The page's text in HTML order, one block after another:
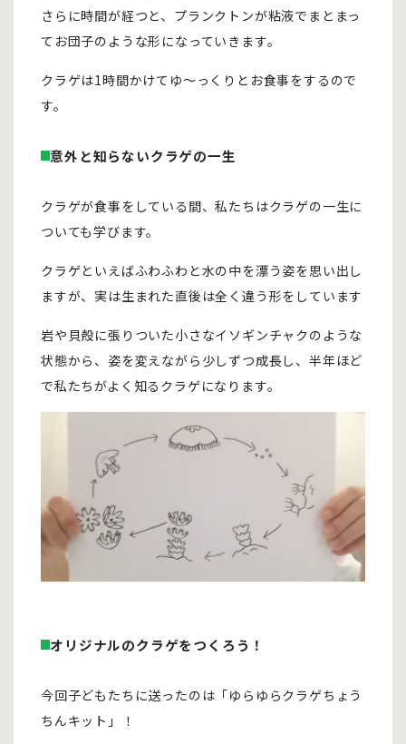
さらに時間が経つと、プランクトンが粘液でまとまっ
てお団子のような形になっていきます。
クラゲは1時間かけてゆ～っくりとお食事をするので
す。
意外と知らないクラゲの一生
クラゲが食事をしている間、私たちはクラゲの一生に
ついても学びます。
クラゲといえばふわふわと水の中を漂う姿を思い出し
ますが、実は生まれた直後は全く違う形をしています
岩や貝殻に張りついた小さなイソギンチャクのような
状態から、姿を変えながら少しずつ成長し、半年ほど
で私たちがよく知るクラゲになります。
オリジナルのクラゲをつくろう！
今回子どもたちに送ったのは「ゆらゆらクラゲちょう
ちんキット」！